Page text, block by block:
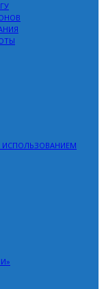
ИСПОЛЬЗОВАНИЕМ